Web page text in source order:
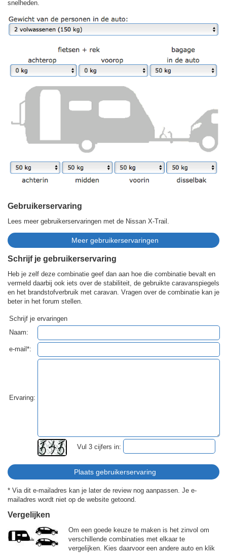
snelheden.
Gebruikerservaring
Lees meer gebruikerservaringen met de Nissan X-Trail.
Schrijf je gebruikerservaring
Heb je zelf deze combinatie geef dan aan hoe die combinatie bevalt en
vermeld daarbij ook iets over de stabiliteit, de gebruikte caravanspiegels
en het brandstofverbruik met caravan. Vragen over de combinatie kan je
beter in het forum stellen.
Schrijf je ervaringen
Naam:
e-mail*:
Ervaring:
Vul 3 cijfers in:
* Via dit e-mailadres kan je later de review nog aanpassen. Je e-
mailadres wordt niet op de website getoond.
Vergelijken
Om een goede keuze te maken is het zinvol om
verschillende combinaties met elkaar te
vergelijken. Kies daarvoor een andere auto en klik